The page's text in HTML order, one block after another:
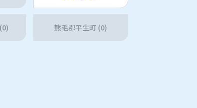
熊毛郡平生町 (0)